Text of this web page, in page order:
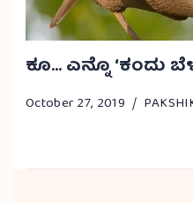
ಕೂ… ಎನ್ನೊ ‘ಕಂದು
October 27, 2019